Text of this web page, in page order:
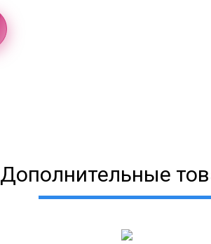
Дополнительные